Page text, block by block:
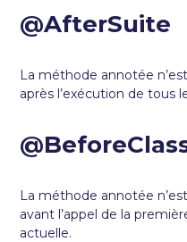
@AfterSuite
La méthode annotée
après l’exécution de tous
La méthode annotée
avant l’appel de la
actuelle.